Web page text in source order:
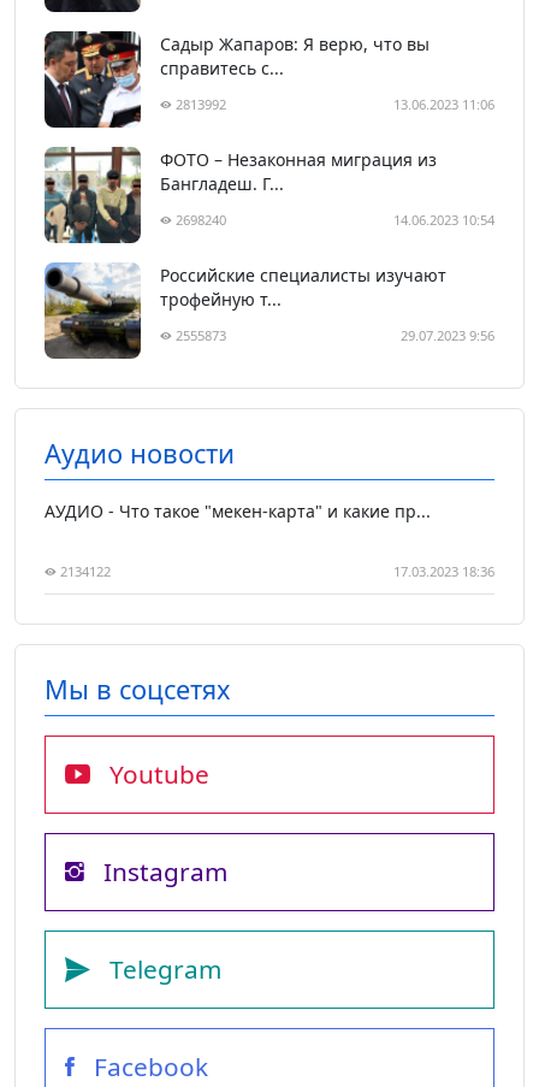
Садыр Жапаров: Я верю, что вы
справитесь с...
2813992 13.06.2023 11:06
ФОТО – Незаконная миграция из
Бангладеш. Г...
2698240 14.06.2023 10:54
Российские специалисты изучают
трофейную т...
2555873 29.07.2023 9:56
Аудио новости
АУДИО - Что такое "мекен-карта" и какие пр...
2134122 17.03.2023 18:36
Мы в соцсетях
Youtube
Instagram
Telegram
Facebook